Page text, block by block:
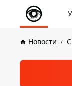
Новости